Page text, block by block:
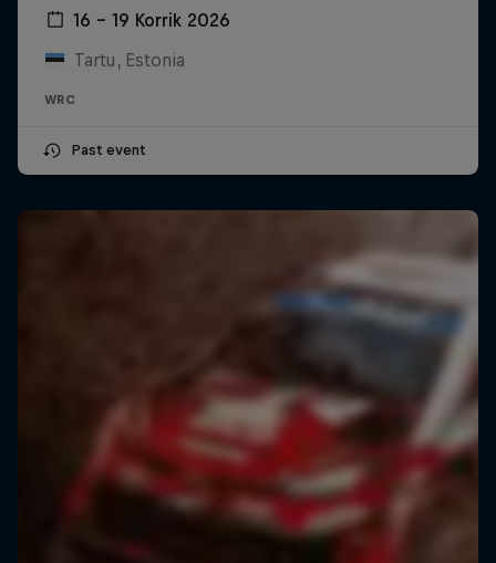
16 – 19 Korrik 2026
Tartu, Estonia
WRC
Past event